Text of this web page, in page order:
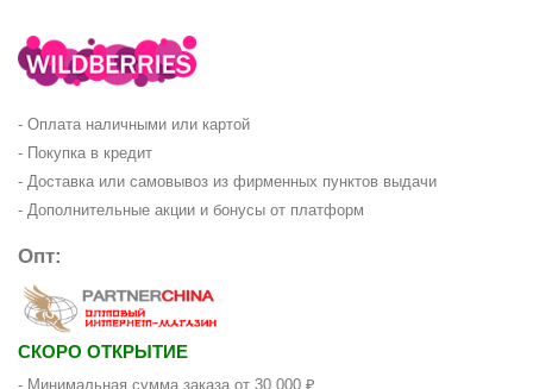
- Оплата наличными или картой
- Покупка в кредит
- Доставка или самовывоз из фирменных пунктов выдачи
- Дополнительные акции и бонусы от платформ
Опт:
СКОРО ОТКРЫТИЕ
- Минимальная сумма заказа от 30 000 ₽